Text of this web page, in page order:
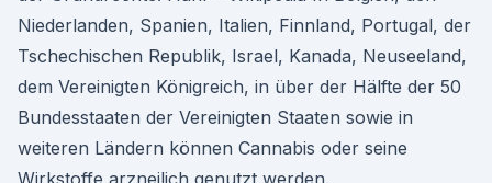
Niederlanden, Spanien, Italien, Finnland, Portugal, der
Tschechischen Republik, Israel, Kanada, Neuseeland,
dem Vereinigten Königreich, in über der Hälfte der 50
Bundesstaaten der Vereinigten Staaten sowie in
weiteren Ländern können Cannabis oder seine
Wirkstoffe arzneilich genutzt werden.